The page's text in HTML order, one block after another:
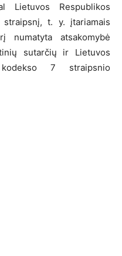
Lietuvos Respublikos
straipsnį, t. y. įtariamais
numatyta atsakomybė
sutarčių ir Lietuvos
kodekso 7 straipsnio